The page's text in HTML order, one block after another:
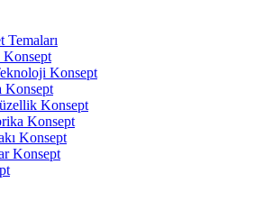
Temaları
Konsept
Konsept
Konsept
Konsept
Konsept